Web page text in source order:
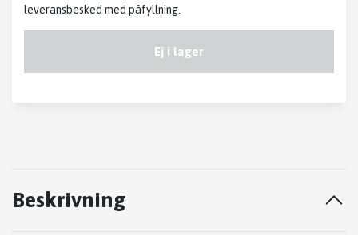
leveransbesked med påfyllning.
Ej i lager
Beskrivning